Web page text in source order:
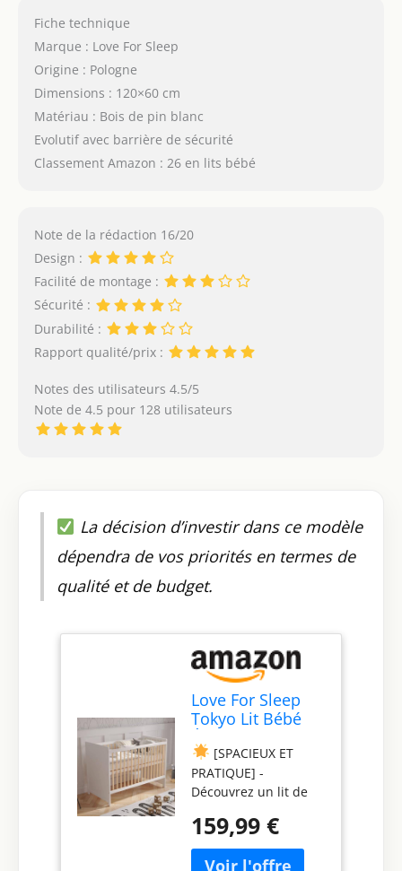
Fiche technique
Marque : Love For Sleep
Origine : Pologne
Dimensions : 120×60 cm
Matériau : Bois de pin blanc
Evolutif avec barrière de sécurité
Classement Amazon : 26 en lits bébé
Note de la rédaction 16/20
Design :
Facilité de montage :
Sécurité :
Durabilité :
Rapport qualité/prix :
Notes des utilisateurs 4.5/5
Note de 4.5 pour 128 utilisateurs
La décision d’investir dans ce modèle
dépendra de vos priorités en termes de
qualité et de budget.
Love For Sleep
Tokyo Lit Bébé
cm en Bois de
Pin Blanc –
Transformable
avec Barrière de
Sécurité, pour
Fille ou Garçon
[SPACIEUX ET
PRATIQUE] -
Découvrez un lit de
maximiser l'utilisation
de l'espace et faciliter
la manipulation. Sans
159,99 €